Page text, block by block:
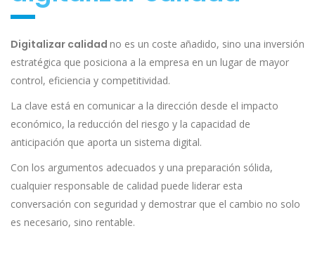
Digitalizar calidad no es un coste añadido, sino una inversión
estratégica que posiciona a la empresa en un lugar de mayor
control, eficiencia y competitividad.
La clave está en comunicar a la dirección desde el impacto
económico, la reducción del riesgo y la capacidad de
anticipación que aporta un sistema digital.
Con los argumentos adecuados y una preparación sólida,
cualquier responsable de calidad puede liderar esta
conversación con seguridad y demostrar que el cambio no solo
es necesario, sino rentable.